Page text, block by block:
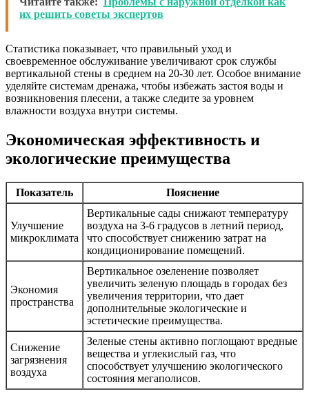
их решить советы экспертов
Статистика показывает, что правильный уход и
своевременное обслуживание увеличивают срок службы
вертикальной стены в среднем на 20-30 лет. Особое внимание
уделяйте системам дренажа, чтобы избежать застоя воды и
возникновения плесени, а также следите за уровнем
влажности воздуха внутри системы.
Экономическая эффективность и
экологические преимущества
Показатель Пояснение
Улучшение
микроклимата
Вертикальные сады снижают температуру
воздуха на 3-6 градусов в летний период,
что способствует снижению затрат на
кондиционирование помещений.
Экономия
пространства
Вертикальное озеленение позволяет
увеличить зеленую площадь в городах без
увеличения территории, что дает
дополнительные экологические и
эстетические преимущества.
Снижение
загрязнения
воздуха
Зеленые стены активно поглощают вредные
вещества и углекислый газ, что
способствует улучшению экологического
состояния мегаполисов.